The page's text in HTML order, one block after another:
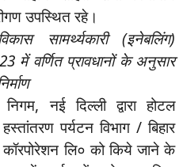
उपस्थित रहे।
सामर्थ्यकारी (इनेबलिंग)
में वर्णित प्रावधानों के अनुसार
नई दिल्ली द्वारा होटल
पर्यटन विभाग / बिहार
लि० को किये जाने के